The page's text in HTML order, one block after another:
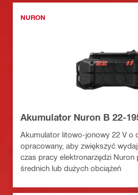
NURON
Akumulator Nuron B 22-
Akumulator litowo-jonowy 22 V o
opracowany, aby zwiększyć
czas pracy elektronarzędzi
średnich lub dużych obciążeń